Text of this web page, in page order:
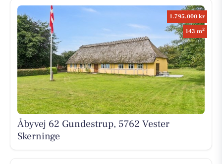
1.795.000 kr
143 m2
Åbyvej 62 Gundestrup, 5762 Vester
Skerninge